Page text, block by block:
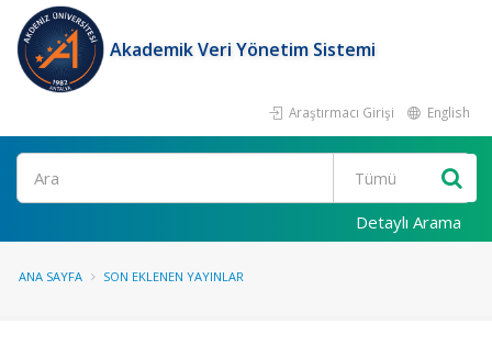
Akademik Veri Yönetim Sistemi
Araştırmacı Girişi English
Ara
Detaylı Arama
ANA SAYFA SON EKLENEN YAYINLAR